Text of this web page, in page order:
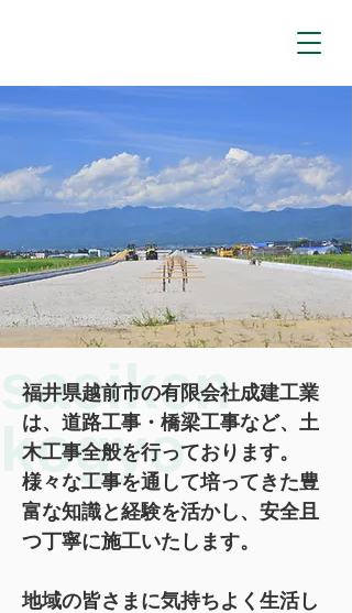
saeiken
kogyo
福井県越前市の有限会社成建工業
は、道路工事・橋梁工事など、土
木工事全般を行っております。
様々な工事を通して培ってきた豊
富な知識と経験を活かし、安全且
つ丁寧に施工いたします。
地域の皆さまに気持ちよく生活し